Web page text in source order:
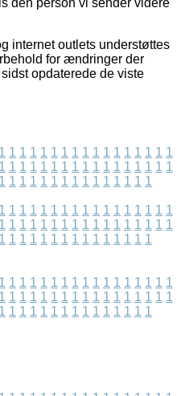
internet outlets understøttes
for ændringer der
opdaterede de viste
1 1 1 1 1 1 1 1 1 1 1 1 1 1 1 1 1
1 1 1 1 1 1 1 1 1 1 1 1 1 1 1 1 1
1 1 1 1 1 1 1 1 1 1 1 1 1 1 1
1 1 1 1 1 1 1 1 1 1 1 1 1 1 1 1 1
1 1 1 1 1 1 1 1 1 1 1 1 1 1 1 1 1
1 1 1 1 1 1 1 1 1 1 1 1 1 1 1
1 1 1 1 1 1 1 1 1 1 1 1 1 1 1 1 1
1 1 1 1 1 1 1 1 1 1 1 1 1 1 1 1 1
1 1 1 1 1 1 1 1 1 1 1 1 1 1 1